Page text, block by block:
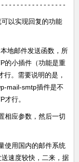
以实现回复的功能
地邮件发送函数，所
的小插件（功能是重
。需要说明的是，
mail-smtp插件是不
行。
相应参数，然后一切
使用国内的邮件系统
送速度较快，二来，据